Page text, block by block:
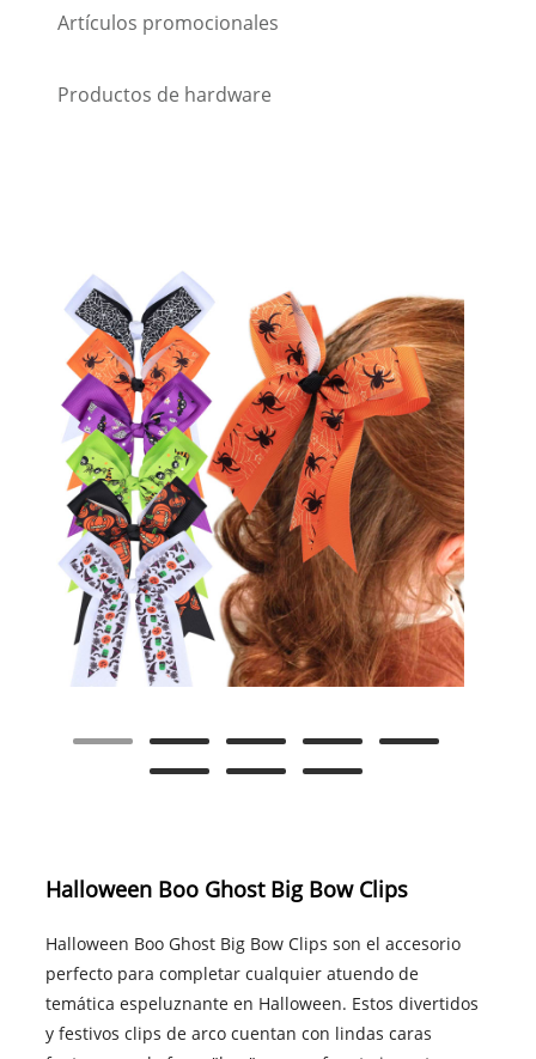
Artículos promocionales
Productos de hardware
Halloween Boo Ghost Big Bow Clips
Halloween Boo Ghost Big Bow Clips son el accesorio
perfecto para completar cualquier atuendo de
temática espeluznante en Halloween. Estos divertidos
y festivos clips de arco cuentan con lindas caras